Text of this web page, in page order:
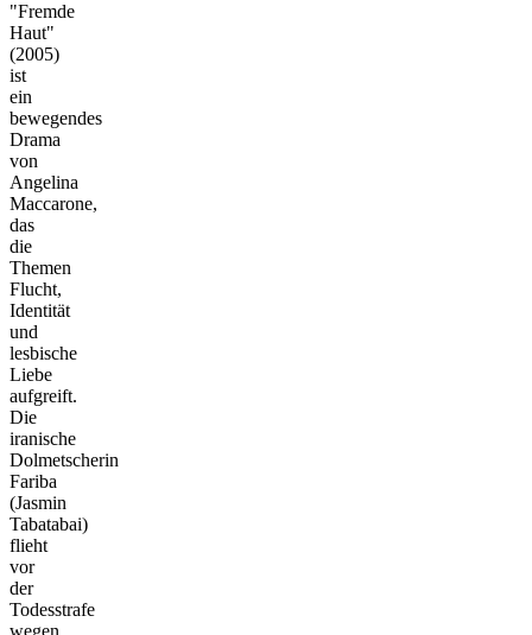
"Fremde
Haut"
(2005)
ist
ein
bewegendes
Drama
von
Angelina
Maccarone,
das
die
Themen
Flucht,
Identität
und
lesbische
Liebe
aufgreift.
Die
iranische
Dolmetscherin
Fariba
(Jasmin
Tabatabai)
flieht
vor
der
Todesstrafe
wegen